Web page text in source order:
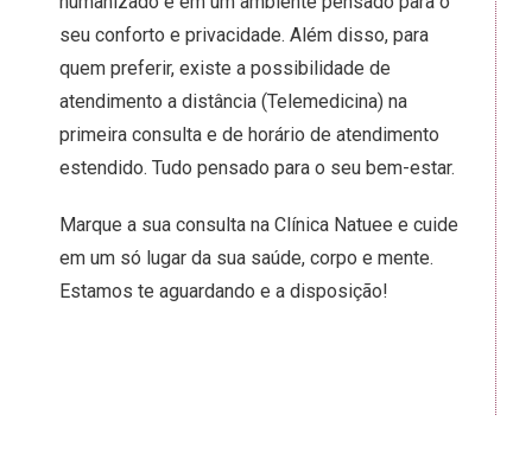
seu conforto e privacidade. Além disso, para
quem preferir, existe a possibilidade de
atendimento a distância (Telemedicina) na
primeira consulta e de horário de atendimento
estendido. Tudo pensado para o seu bem-estar.
Marque a sua consulta na Clínica Natuee e cuide
em um só lugar da sua saúde, corpo e mente.
Estamos te aguardando e a disposição!